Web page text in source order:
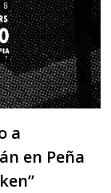
a
en Peña